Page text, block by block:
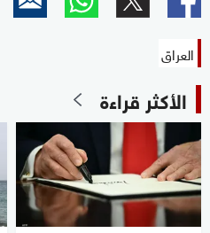
العراق
الأكثر قراءة